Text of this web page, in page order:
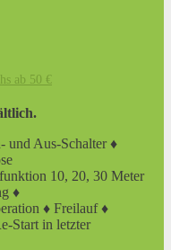
ab 50 €
und Aus-Schalter ♦
10, 20, 30 Meter
♦
♦ Freilauf ♦
Start in letzter